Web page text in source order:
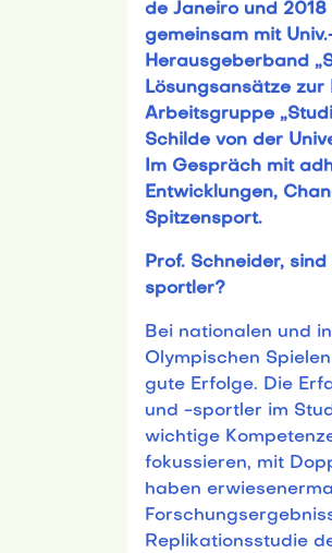
de Janeiro und
gemeinsam mit
Herausgeberband
Lösungsansätze
Arbeitsgruppe
Schilde von der
Im Gespräch mit
Entwicklungen,
Spitzensport.
Prof. Schneider,
sportler?
Bei nationalen und
Olympischen
gute Erfolge. Die
und -sportler im
wichtige
fokussieren, mit
haben
Replikationsstudie